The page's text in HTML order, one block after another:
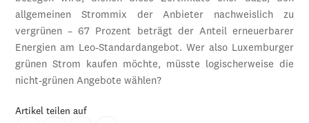
allgemeinen Strommix der Anbieter nachweislich zu
vergrünen – 67 Prozent beträgt der Anteil erneuerbarer
Energien am Leo-Standardangebot. Wer also Luxem­burger
grünen Strom kaufen möchte, müsste logischerweise die
nicht-grünen Angebote wählen?
Artikel teilen auf